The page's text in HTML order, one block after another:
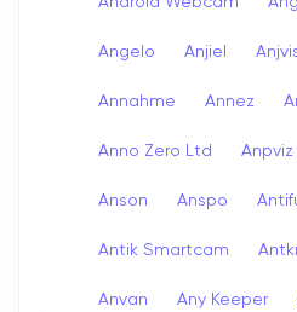
Angelo Anjiel
Annahme Annez
Anno Zero Ltd Anpviz
Anson Anspo
Antik Smartcam
Anvan Any Keeper